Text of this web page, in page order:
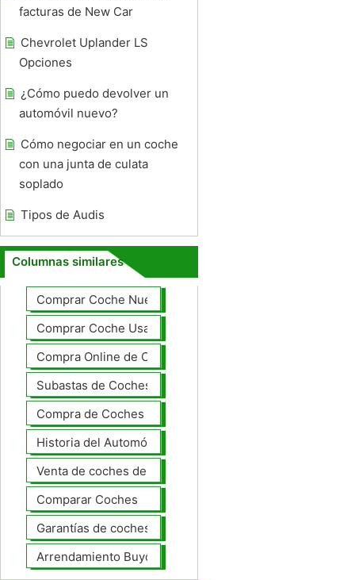
facturas de New Car
Chevrolet Uplander LS
Opciones
¿Cómo puedo devolver un
automóvil nuevo?
Cómo negociar en un coche
con una junta de culata
soplado
Tipos de Audis
Columnas similares
Comprar Coche Nuevo
Comprar Coche Usado
Compra Online de Coches
Subastas de Coches
Compra de Coches Basics
Historia del Automóvil
Venta de coches de lujo
Comparar Coches
Garantías de coches ampliado
Arrendamiento Buyout